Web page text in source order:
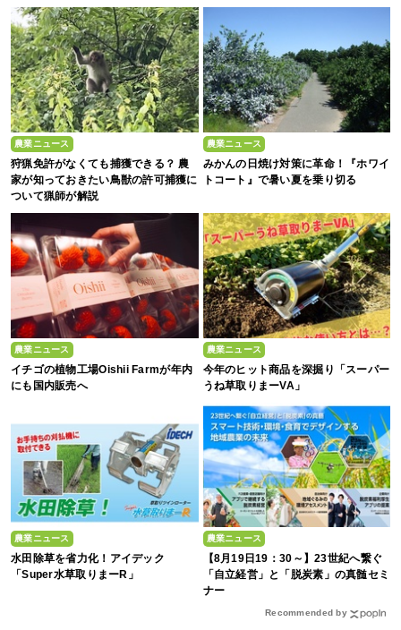
農業ニュース
狩猟免許がなくても捕獲できる？ 農
家が知っておきたい鳥獣の許可捕獲に
ついて猟師が解説
農業ニュース
みかんの日焼け対策に革命！『ホワイ
トコート』で暑い夏を乗り切る
農業ニュース
イチゴの植物工場Oishii Farmが年内
にも国内販売へ
農業ニュース
今年のヒット商品を深掘り「スーパー
うね草取りまーVA」
農業ニュース
水田除草を省力化！アイデック
「Super水草取りまーR」
農業ニュース
【8月19日19：30～】23世紀へ繋ぐ
「自立経営」と「脱炭素」の真髄セミ
ナー
Recommended by